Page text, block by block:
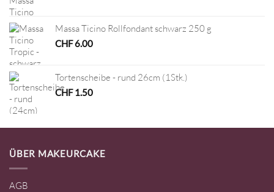
Massa Ticino Rollfondant schwarz 250 g
CHF6.00
Tortenscheibe - rund 26cm (1Stk.)
CHF1.50
ÜBER MAKEURCAKE
AGB